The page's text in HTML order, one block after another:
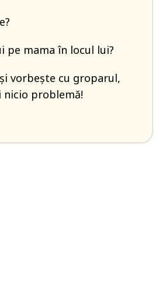
pe mama în locul lui?
vorbește cu groparul,
problemă!